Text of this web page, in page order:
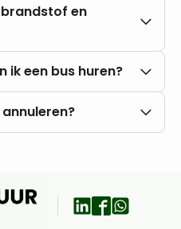
kilometers.
brandstof en
btw en
ik een bus huren?
ons huren, mits u in het